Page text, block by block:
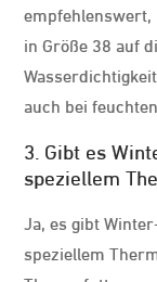
empfehlenswert,
in Größe 38 auf
auch bei
3. Gibt es
speziellem
Ja, es gibt
speziellem